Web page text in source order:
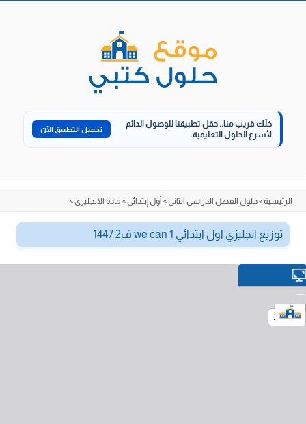
خلّك قريب منا.. حمّل تطبيقنا للوصول الدائم
لأسرع الحلول التعليمية.
تحميل التطبيق الآن
الرئيسية»حلول الفصل الدراسي الثاني» أول إبتدائي» ماده الانجليزي»
توزيع انجليزي اول ابتدائي we can 1 ف2 1447